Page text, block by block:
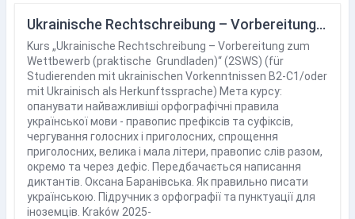
Ukrainische Rechtschreibung – Vorbereitung zum Wettbewerb (praktische Grundladen)
Kurs „Ukrainische Rechtschreibung – Vorbereitung zum
Wettbewerb (praktische Grundladen)“ (2SWS) (für
Studierenden mit ukrainischen Vorkenntnissen B2-C1/oder
mit Ukrainisch als Herkunftssprache) Мета курсу:
опанувати найважливіші орфографічні правила
української мови - правопис префіксів та суфіксів,
чергування голосних і приголосних, спрощення
приголосних, велика і мала літери, правопис слів разом,
окремо та через дефіс. Передбачається написання
диктантів. Оксана Баранівська. Як правильно писати
українською. Підручник з орфографії та пунктуації для
іноземців. Kraków 2025-